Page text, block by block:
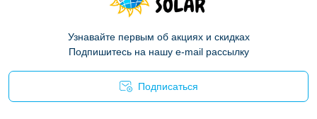
Узнавайте первым об акциях и скидках
Подпишитесь на нашу e-mail рассылку
Подписаться